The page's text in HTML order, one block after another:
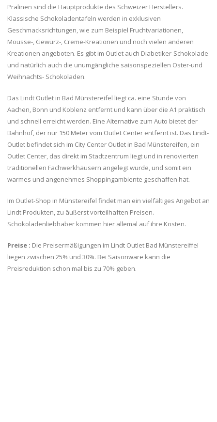
Pralinen sind die Hauptprodukte des Schweizer Herstellers.
Klassische Schokoladentafeln werden in exklusiven
Geschmacksrichtungen, wie zum Beispiel Fruchtvariationen,
Mousse-, Gewürz-, Creme-Kreationen und noch vielen anderen
Kreationen angeboten. Es gibt im Outlet auch Diabetiker-Schokolade
und natürlich auch die unumgängliche saisonspeziellen Oster-und
Weihnachts- Schokoladen.
Das Lindt Outlet in Bad Münstereifel liegt ca. eine Stunde von
Aachen, Bonn und Koblenz entfernt und kann über die A1 praktisch
und schnell erreicht werden. Eine Alternative zum Auto bietet der
Bahnhof, der nur 150 Meter vom Outlet Center entfernt ist. Das Lindt-
Outlet befindet sich im City Center Outlet in Bad Münstereifen, ein
Outlet Center, das direkt im Stadtzentrum liegt und in renovierten
traditionellen Fachwerkhäusern angelegt wurde, und somit ein
warmes und angenehmes Shoppingambiente geschaffen hat.
Im Outlet-Shop in Münstereifel findet man ein vielfältiges Angebot an
Lindt Produkten, zu äußerst vorteilhaften Preisen.
Schokoladenliebhaber kommen hier allemal auf ihre Kosten.
Preise : Die Preisermäßigungen im Lindt Outlet Bad Münstereiffel
liegen zwischen 25% und 30%. Bei Saisonware kann die
Preisreduktion schon mal bis zu 70% geben.